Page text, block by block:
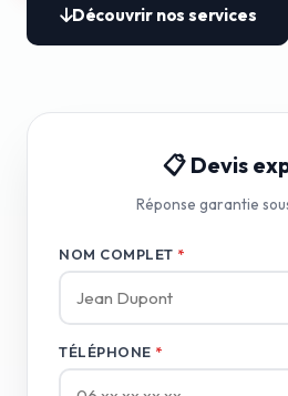
Découvrir nos services
📋 Devis
Réponse garantie
NOM COMPLET *
TÉLÉPHONE *